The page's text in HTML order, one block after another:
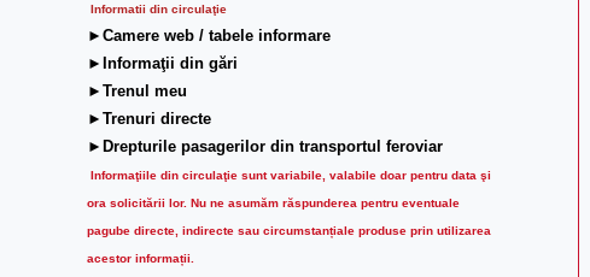
Informatii din circulaţie
►Camere web / tabele informare
►Informaţii din gări
►Trenul meu
►Trenuri directe
►Drepturile pasagerilor din transportul feroviar
Informaţiile din circulaţie sunt variabile, valabile doar pentru data şi
ora solicitării lor. Nu ne asumăm răspunderea pentru eventuale
pagube directe, indirecte sau circumstanțiale produse prin utilizarea
acestor informații.